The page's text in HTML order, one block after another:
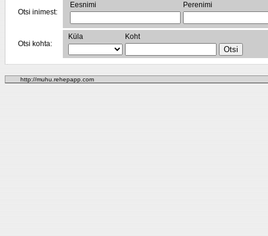
Otsi inimest:
Eesnimi Perenimi
Otsi kohta:
Küla Koht
http://muhu.rehepapp.com